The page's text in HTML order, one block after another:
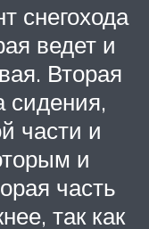
снегохода
ведет и
Вторая
сидения,
части и
и
часть
так как